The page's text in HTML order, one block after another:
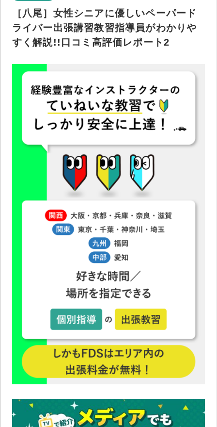
［八尾］女性シニアに優しいペーパード
ライバー出張講習教習指導員がわかりや
すく解説!!口コミ高評価レポート2